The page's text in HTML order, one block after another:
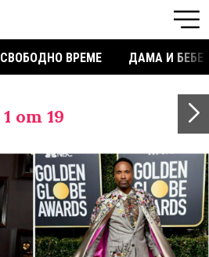
СВОБОДНО ВРЕМЕ ДАМА И БЕБЕ
1 от 19